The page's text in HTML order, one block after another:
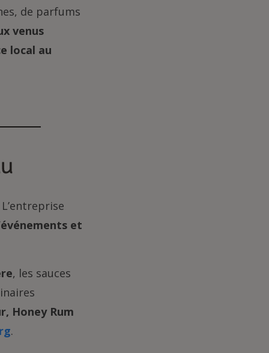
de parfums
venus
local au
et
, les sauces
Honey Rum
.